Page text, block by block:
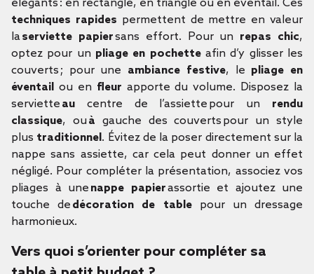
élégants : en rectangle, en triangle ou en éventail. Ces
techniques rapides permettent de mettre en valeur
laserviette papiersans effort. Pour un repas chic,
optez pour un pliage en pochetteafin d’y glisser les
couverts ; pour une ambiance festive, le pliage en
éventail ou en fleur apporte du volume. Disposez la
serviette au centre de l’assiette pour un rendu
classique, ouà gauche des couverts pour un style
plus traditionnel. Évitez de la poser directement sur la
nappe sans assiette, car cela peut donner un effet
négligé. Pour compléter la présentation, associez vos
pliages à une nappe papierassortie et ajoutez une
touche de décoration de tablepour un dressage
harmonieux.
Vers quoi s’orienter pour compléter sa